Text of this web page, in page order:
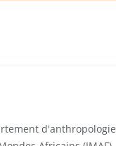
d'anthropologie